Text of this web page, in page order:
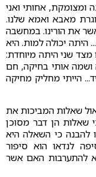
ומצומקת, אחותי ואני
מאבא ואמא שלנו.
את הורינו. במחשבה
היתה יכולה למות. היא
מצד שני היתה מיוחדת:
ושמה אותי בחיקה, חם
הייתי מחליק מחיקה
שאלות המביכות את
שאלות הן דבר מסוכן
להבנה כי השאלה היא
לנדאו הוא סיפור
להתערבות האם אשר